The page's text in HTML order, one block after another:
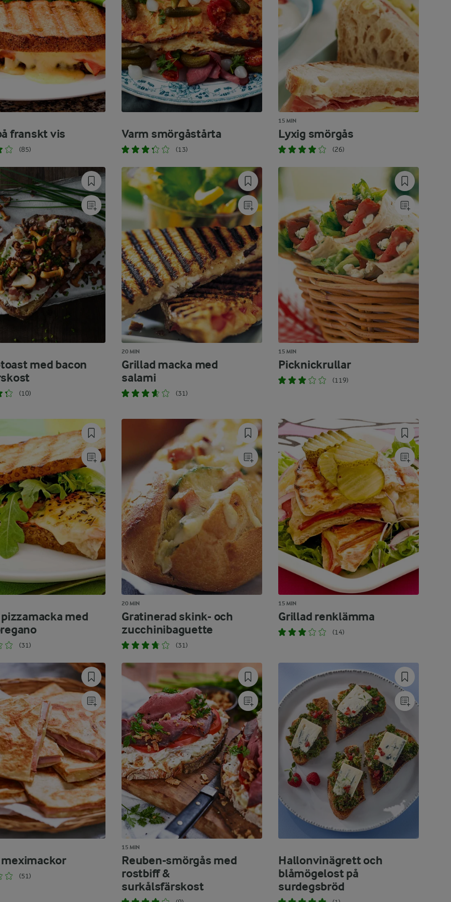
franskt vis
(85)
Varm smörgåstårta
(13)
15 MIN
Lyxig smörgås
(26)
med bacon
(10)
20 MIN
Grillad macka med
salami
(31)
15 MIN
Picknickrullar
(119)
med
(31)
20 MIN
Gratinerad skink- och
zucchinibaguette
(31)
15 MIN
Grillad renklämma
(14)
(51)
15 MIN
Reuben-smörgås med
rostbiff &
surkålsfärskost
Hallonvinägrett och
blåmögelost på
surdegsbröd